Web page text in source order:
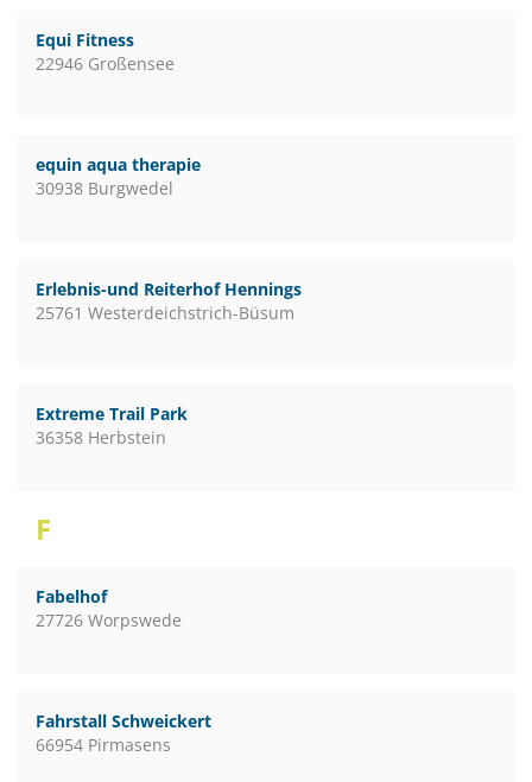
Equi Fitness
22946 Großensee
equin aqua therapie
30938 Burgwedel
Erlebnis-und Reiterhof Hennings
25761 Westerdeichstrich-Büsum
Extreme Trail Park
36358 Herbstein
F
Fabelhof
27726 Worpswede
Fahrstall Schweickert
66954 Pirmasens